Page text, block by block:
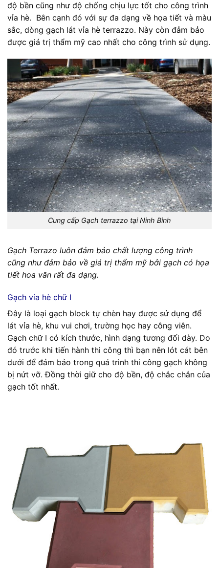
độ bền cũng như độ chống chịu lực tốt cho công trình
vỉa hè. Bên cạnh đó với sự đa dạng về họa tiết và màu
sắc, dòng gạch lát vỉa hè terrazzo. Này còn đảm bảo
được giá trị thẩm mỹ cao nhất cho công trình sử dụng.
Cung cấp Gạch terrazzo tại Ninh Bình
Gạch Terrazo luôn đảm bảo chất lượng công trình
cũng như đảm bảo về giá trị thẩm mỹ bởi gạch có họa
tiết hoa văn rất đa dạng.
Gạch vỉa hè chữ I
Đây là loại gạch block tự chèn hay được sử dụng để
lát vỉa hè, khu vui chơi, trường học hay công viên.
Gạch chữ I có kích thước, hình dạng tương đối dày. Do
đó trước khi tiến hành thi công thì bạn nên lót cát bên
dưới để đảm bảo trong quá trình thi công gạch không
bị nứt vỡ. Đồng thời giữ cho độ bền, độ chắc chắn của
gạch tốt nhất.